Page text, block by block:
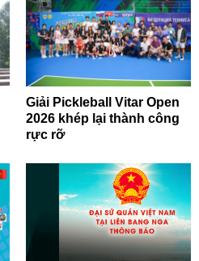
Giải Pickleball Vitar Open
2026 khép lại thành công
rực rỡ